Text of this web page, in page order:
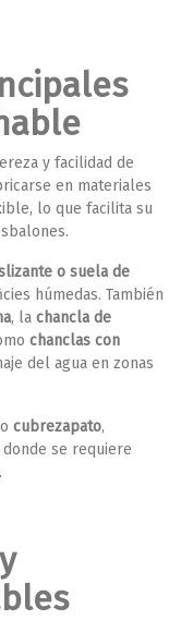
y facilidad de
en materiales
lo que facilita su
o suela de
húmedas. También
, la chancla de
chanclas con
del agua en zonas
cubrezapato,
se requiere